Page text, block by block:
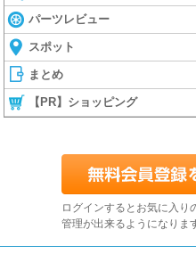
パーツレビュー
スポット
まとめ
【PR】ショッピング
ログインするとお気に入り
管理が出来るようになりま